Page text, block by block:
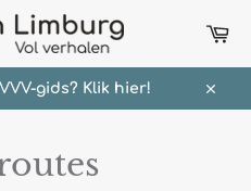
gids? Klik hier!